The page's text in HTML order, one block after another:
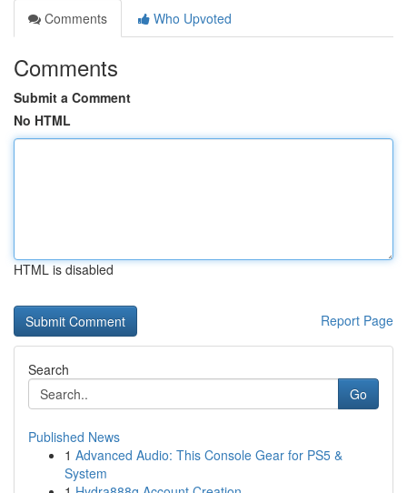
Comments
Who Upvoted
Comments
Submit a Comment
No HTML
HTML is disabled
Report Page
Search
Go
Published News
1 Advanced Audio: This Console Gear for PS5 &
System